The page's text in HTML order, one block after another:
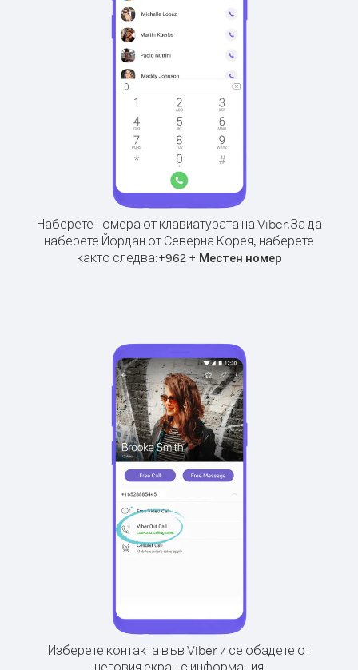
Наберете номера от клавиатурата на Viber.За да
наберете Йордан от Северна Корея, наберете
както следва:+962+ Местен номер
Изберете контакта във Viber и се обадете от
неговия екран с информация